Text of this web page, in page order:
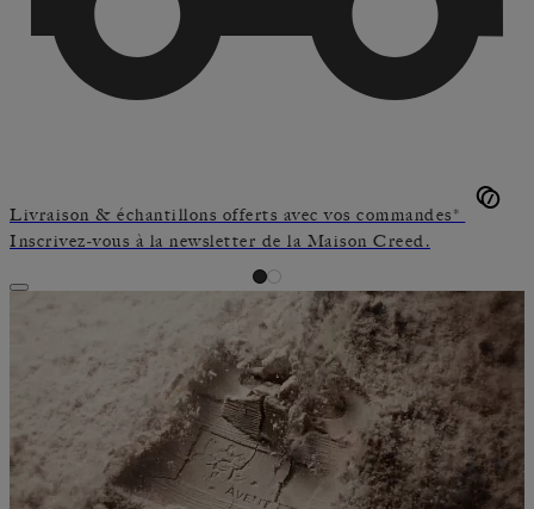
Livraison & échantillons offerts avec vos commandes*
Inscrivez-vous à la newsletter de la Maison Creed.